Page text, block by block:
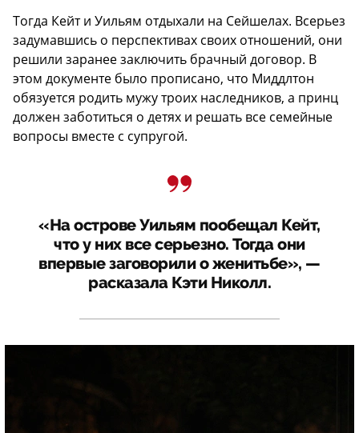
Тогда Кейт и Уильям отдыхали на Сейшелах. Всерьез
задумавшись о перспективах своих отношений, они
решили заранее заключить брачный договор. В
этом документе было прописано, что Миддлтон
обязуется родить мужу троих наследников, а принц
должен заботиться о детях и решать все семейные
вопросы вместе с супругой.
«На острове Уильям пообещал Кейт,
что у них все серьезно. Тогда они
впервые заговорили о женитьбе», —
расказала Кэти Николл.